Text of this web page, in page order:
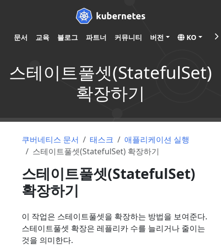
문서 교육 블로그 파트너 커뮤니티 버전 KO
스테이트풀셋(StatefulSet)
확장하기
쿠버네티스 문서 태스크
애플리케이션 실행
스테이트풀셋(StatefulSet) 확장하기
스테이트풀셋(StatefulSet)
확장하기
이 작업은 스테이트풀셋을 확장하는 방법을 보여준다.
스테이트풀셋 확장은 레플리카 수를 늘리거나 줄이는
것을 의미한다.